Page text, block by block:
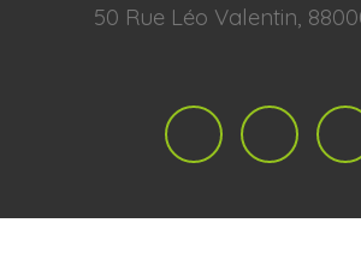
50 Rue Léo Valentin,